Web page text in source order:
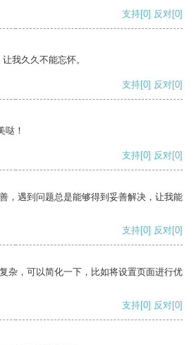
支持[0] 反对[0]
我久久不能忘怀。
支持[0] 反对[0]
哒！
支持[0] 反对[0]
，遇到问题总是能够得到妥善解决，让我能
支持[0] 反对[0]
杂，可以简化一下，比如将设置页面进行优
支持[0] 反对[0]